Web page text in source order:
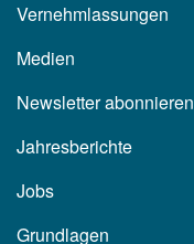
Vernehmlassungen
Medien
Newsletter abonnieren
Jahresberichte
Jobs
Grundlagen